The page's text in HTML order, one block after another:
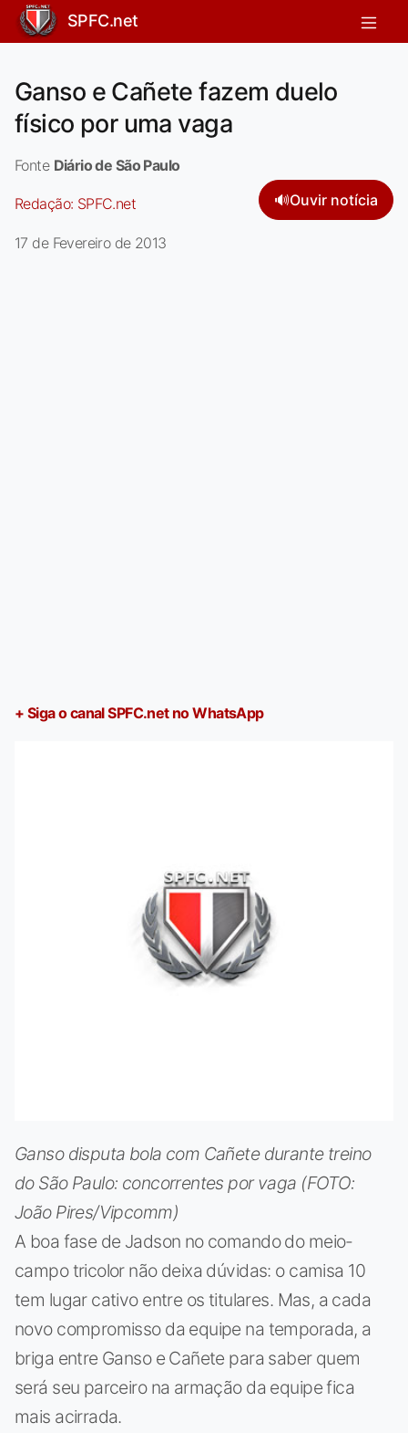
SPFC.net
Ganso e Cañete fazem duelo
físico por uma vaga
Fonte Diário de São Paulo
Redação: SPFC.net 🔊Ouvir notícia
17 de Fevereiro de 2013
+ Siga o canal SPFC.net no WhatsApp
Ganso disputa bola com Cañete durante treino
do São Paulo: concorrentes por vaga (FOTO:
João Pires/Vipcomm)
A boa fase de Jadson no comando do meio-
campo tricolor não deixa dúvidas: o camisa 10
tem lugar cativo entre os titulares. Mas, a cada
novo compromisso da equipe na temporada, a
briga entre Ganso e Cañete para saber quem
será seu parceiro na armação da equipe fica
mais acirrada.